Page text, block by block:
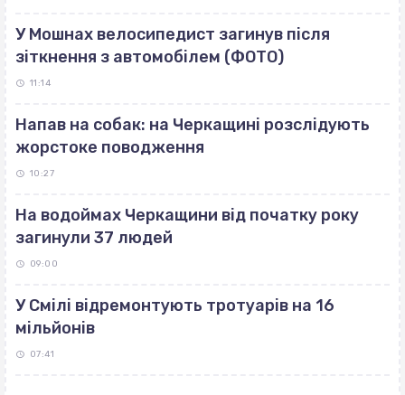
У Мошнах велосипедист загинув після
зіткнення з автомобілем (ФОТО)
11:14
Напав на собак: на Черкащині розслідують
жорстоке поводження
10:27
На водоймах Черкащини від початку року
загинули 37 людей
09:00
У Смілі відремонтують тротуарів на 16
мільйонів
07:41